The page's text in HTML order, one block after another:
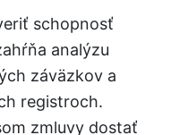
schopnosť
analýzu
záväzkov a
registroch.
zmluvy dostať